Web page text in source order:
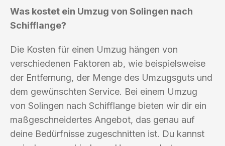
Was kostet ein Umzug von Solingen nach
Schifflange?
Die Kosten für einen Umzug hängen von
verschiedenen Faktoren ab, wie beispielsweise
der Entfernung, der Menge des Umzugsguts und
dem gewünschten Service. Bei einem Umzug
von Solingen nach Schifflange bieten wir dir ein
maßgeschneidertes Angebot, das genau auf
deine Bedürfnisse zugeschnitten ist. Du kannst